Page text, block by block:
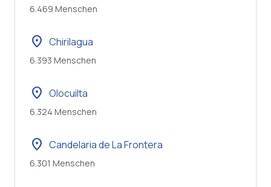
6.469 Menschen
location_on Chirilagua
6.393 Menschen
location_on Olocuilta
6.324 Menschen
location_on Candelaria de La Frontera
6.301 Menschen